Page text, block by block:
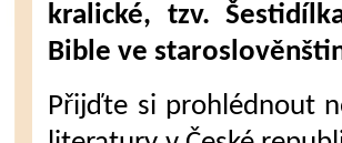
kralické, tzv.
Bible ve
Přijďte si prohlédnout